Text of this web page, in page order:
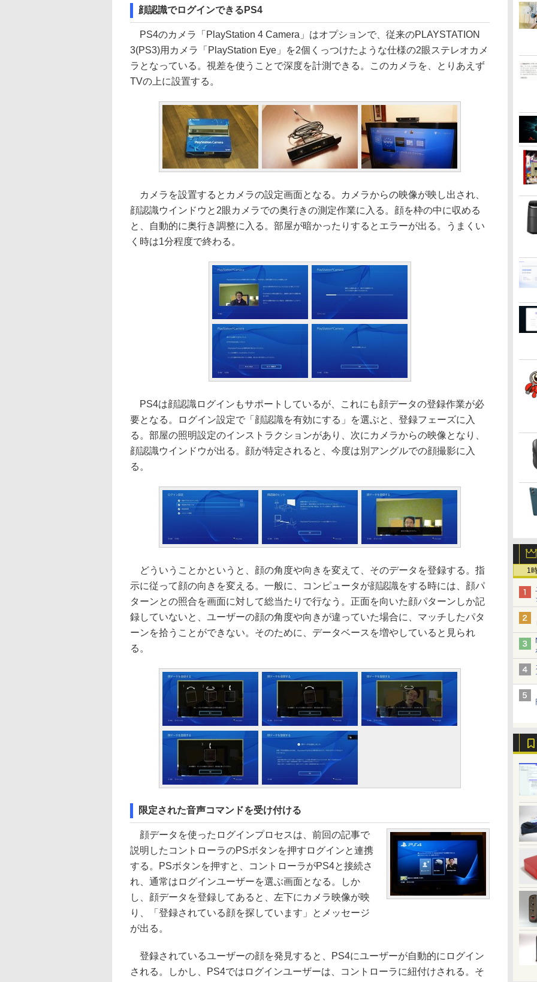
1
顔認識でログインできるPS4
PS4のカメラ「PlayStation 4 Camera」はオプションで、従来のPLAYSTATION
3(PS3)用カメラ「PlayStation Eye」を2個くっつけたような仕様の2眼ステレオカメ
ラとなっている。視差を使うことで深度を計測できる。このカメラを、とりあえず
TVの上に設置する。
カメラを設置するとカメラの設定画面となる。カメラからの映像が映し出され、
顔認識ウインドウと2眼カメラでの奥行きの測定作業に入る。顔を枠の中に収める
と、自動的に奥行き調整に入る。部屋が暗かったりするとエラーが出る。うまくい
く時は1分程度で終わる。
PS4は顔認識ログインもサポートしているが、これにも顔データの登録作業が必
要となる。ログイン設定で「顔認識を有効にする」を選ぶと、登録フェーズに入
る。部屋の照明設定のインストラクションがあり、次にカメラからの映像となり、
顔認識ウインドウが出る。顔が特定されると、今度は別アングルでの顔撮影に入
る。
どういうことかというと、顔の角度や向きを変えて、そのデータを登録する。指
示に従って顔の向きを変える。一般に、コンピュータが顔認識をする時には、顔パ
ターンとの照合を画面に対して総当たりで行なう。正面を向いた顔パターンしか記
録していないと、ユーザーの顔の角度や向きが違っていた場合に、マッチしたパタ
ーンを拾うことができない。そのために、データベースを増やしていると見られ
る。
限定された音声コマンドを受け付ける
顔データを使ったログインプロセスは、前回の記事で
説明したコントローラのPSボタンを押すログインと連携
する。PSボタンを押すと、コントローラがPS4と接続さ
れ、通常はログインユーザーを選ぶ画面となる。しか
し、顔データを登録してあると、左下にカメラ映像が映
り、「登録されている顔を探しています」とメッセージ
が出る。
登録されているユーザーの顔を発見すると、PS4にユーザーが自動的にログイン
される。しかし、PS4ではログインユーザーは、コントローラに紐付けされる。そ